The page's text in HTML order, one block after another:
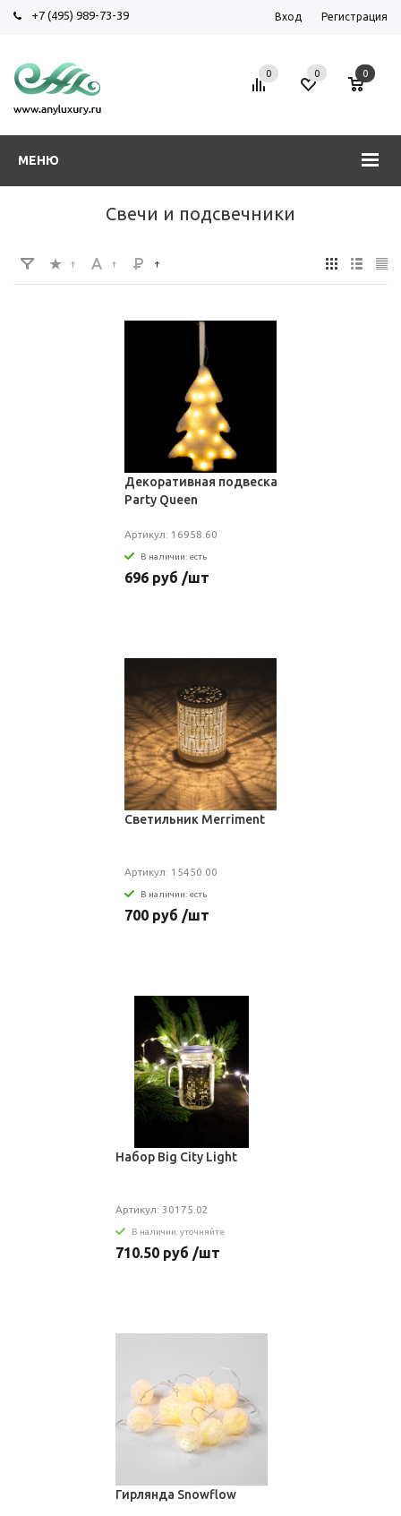
+7 (495) 989-73-39 Вход Регистрация
МЕНЮ
0 0 0
Свечи и подсвечники
Декоративная подвеска
Party Queen
Артикул: 16958.60
В наличии: есть
696 руб /шт
Светильник Merriment
Артикул: 15450.00
В наличии: есть
700 руб /шт
Набор Big City Light
Артикул: 30175.02
В наличии: уточняйте
710.50 руб /шт
Гирлянда Snowflow